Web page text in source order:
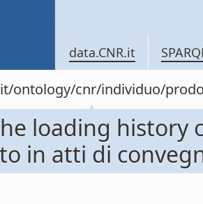
data.CNR.it
ontology/cnr/individuo/
loading history
in atti di